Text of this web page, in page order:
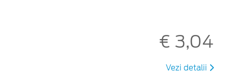
€ 3,04
Vezi detalii